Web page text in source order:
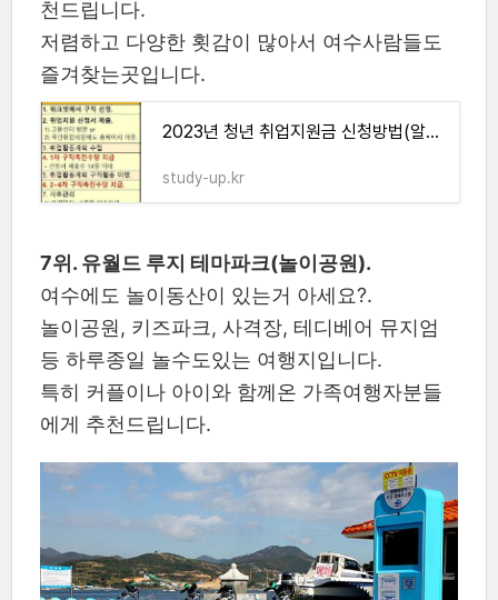
천드립니다.
저렴하고 다양한 횟감이 많아서 여수사람들도
즐겨찾는곳입니다.
2023년 청년 취업지원금 신청방법(알바가능)
study-up.kr
7위. 유월드 루지 테마파크(놀이공원).
여수에도 놀이동산이 있는거 아세요?.
놀이공원, 키즈파크, 사격장, 테디베어 뮤지엄
등 하루종일 놀수도있는 여행지입니다.
특히 커플이나 아이와 함께온 가족여행자분들
에게 추천드립니다.